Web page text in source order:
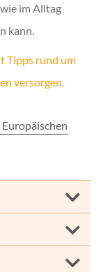
im Alltag
kann.
Tipps rund um
versorgen.